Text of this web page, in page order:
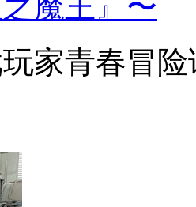
魔王』〜
家青春冒险